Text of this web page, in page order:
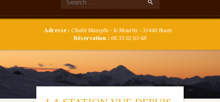
Adresse : Chalet Massylis - le Mourtis - 31440 Boutx
Réservation : 06 33 02 63 68